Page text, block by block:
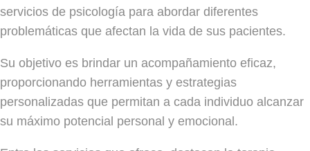
servicios de psicología para abordar diferentes
problemáticas que afectan la vida de sus pacientes.
Su objetivo es brindar un acompañamiento eficaz,
proporcionando herramientas y estrategias
personalizadas que permitan a cada individuo alcanzar
su máximo potencial personal y emocional.